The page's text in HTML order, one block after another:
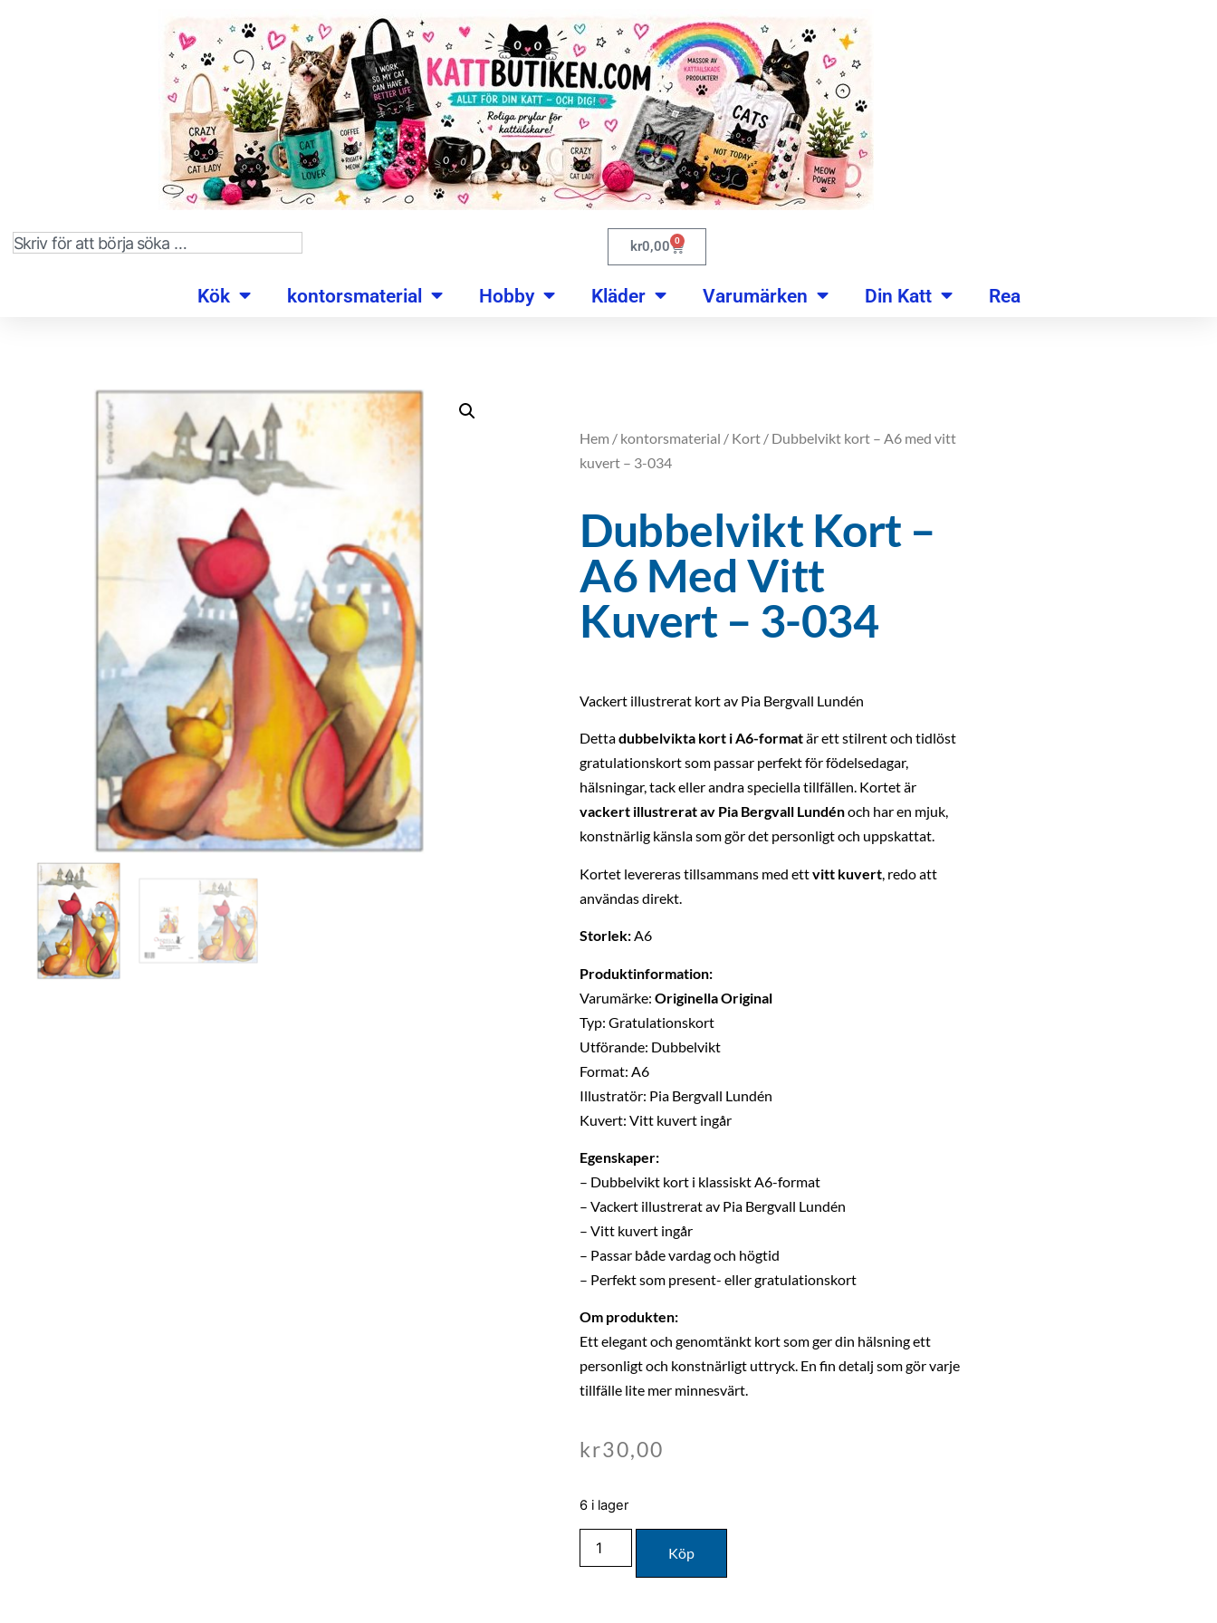
kr0,00 0
Kök kontorsmaterial Hobby Kläder Varumärken Din Katt Rea
Hem / kontorsmaterial / Kort / Dubbelvikt kort – A6 med vitt
kuvert – 3-034
Dubbelvikt Kort –
A6 Med Vitt
Kuvert – 3-034
Vackert illustrerat kort av Pia Bergvall Lundén
Dettadubbelvikta kort i A6-formatär ett stilrent och tidlöst
gratulationskort som passar perfekt för födelsedagar,
hälsningar, tack eller andra speciella tillfällen. Kortet är
vackert illustrerat av Pia Bergvall Lundénoch har en mjuk,
konstnärlig känsla som gör det personligt och uppskattat.
Kortet levereras tillsammans med ettvitt kuvert , redo att
användas direkt.
Storlek:A6
Produktinformation:
Varumärke: Originella Original
Typ: Gratulationskort
Utförande: Dubbelvikt
Format: A6
Illustratör: Pia Bergvall Lundén
Kuvert: Vitt kuvert ingår
Egenskaper:
– Dubbelvikt kort i klassiskt A6-format
– Vackert illustrerat av Pia Bergvall Lundén
– Vitt kuvert ingår
– Passar både vardag och högtid
– Perfekt som present- eller gratulationskort
Om produkten:
Ett elegant och genomtänkt kort som ger din hälsning ett
personligt och konstnärligt uttryck. En fin detalj som gör varje
tillfälle lite mer minnesvärt.
kr30,00
6 i lager
Köp